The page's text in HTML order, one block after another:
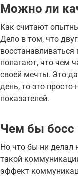
Можно ли
Как считают
Дело в том, что
полагают, что чем
своей мечты. Это
день, то это
показателей.
Чем бы босс
Но что бы ни делал
такой
эффект